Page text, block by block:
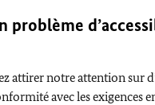
problème
attirer notre attention sur
avec les exigences